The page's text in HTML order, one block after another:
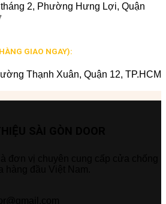
2, Phường Hưng Lợi, Quận
GIAO NGAY):
Thạnh Xuân, Quận 12, TP.HCM